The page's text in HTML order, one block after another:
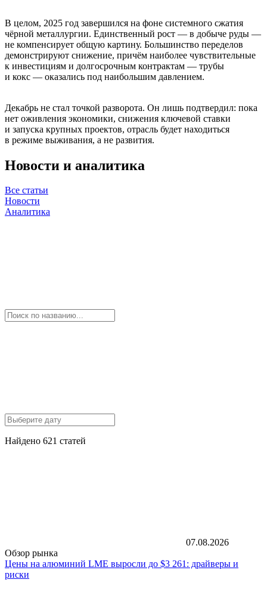
В целом, 2025 год завершился на фоне системного сжатия
чёрной металлургии. Единственный рост — в добыче руды —
не компенсирует общую картину. Большинство переделов
демонстрируют снижение, причём наиболее чувствительные
к инвестициям и долгосрочным контрактам — трубы
и кокс — оказались под наибольшим давлением.
Декабрь не стал точкой разворота. Он лишь подтвердил: пока
нет оживления экономики, снижения ключевой ставки
и запуска крупных проектов, отрасль будет находиться
в режиме выживания, а не развития.
Новости и аналитика
Все статьи
Новости
Аналитика
Найдено 621 статей
07.08.2026
Обзор рынка
Цены на алюминий LME выросли до $3 261: драйверы и
риски